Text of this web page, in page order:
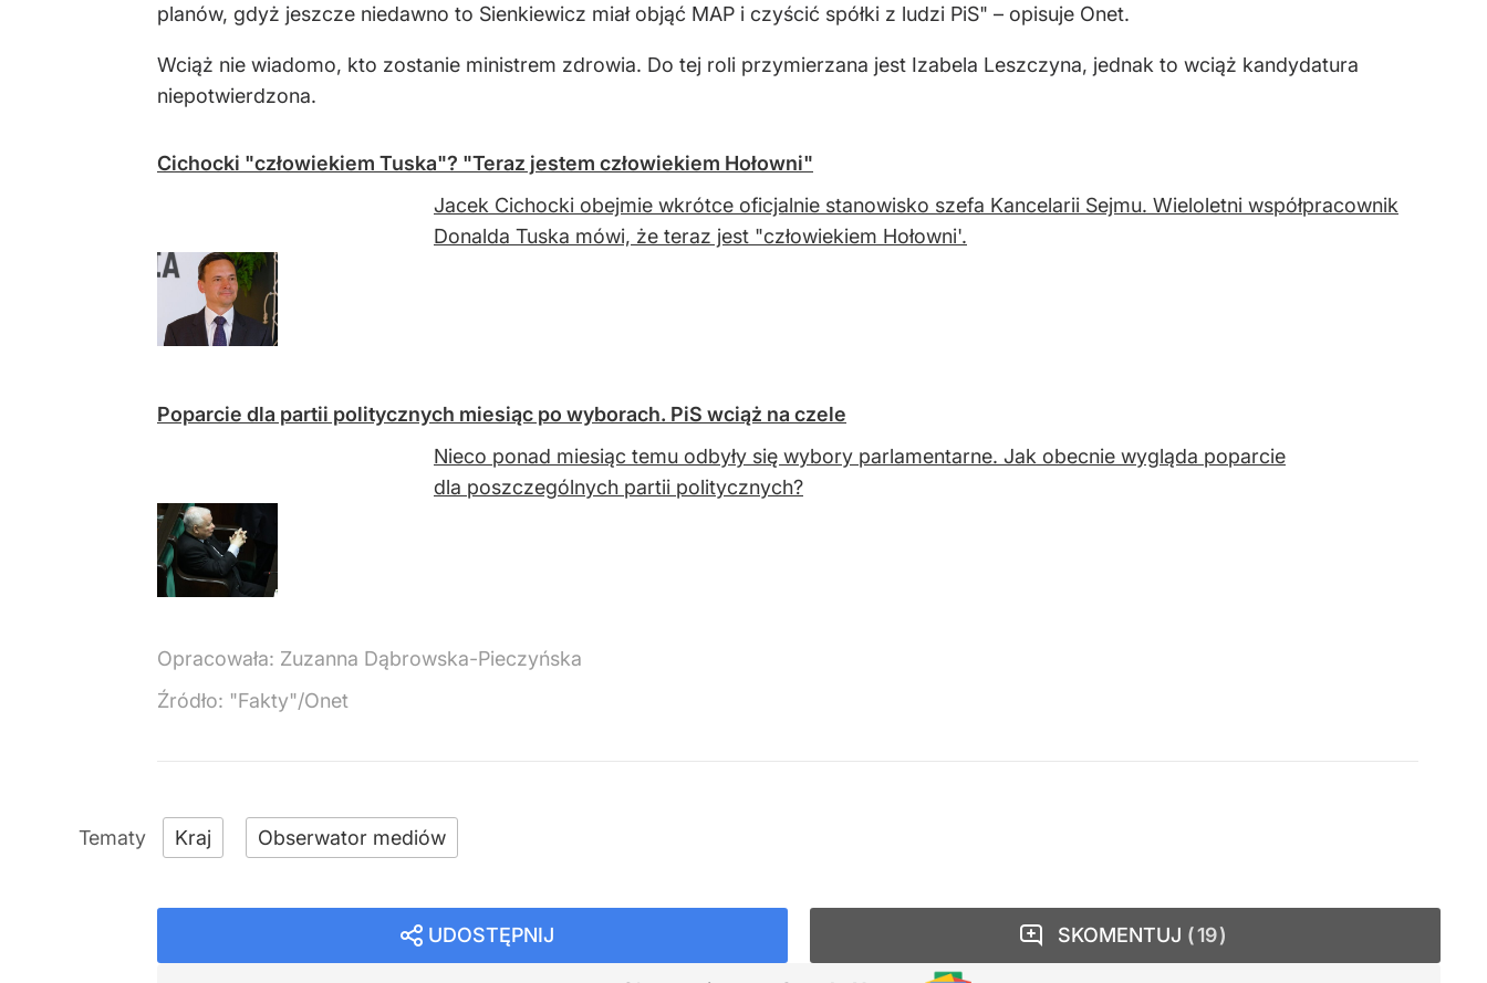
planów, gdyż jeszcze niedawno to Sienkiewicz miał objąć MAP i czyścić spółki z ludzi PiS" – opisuje Onet.
Wciąż nie wiadomo, kto zostanie ministrem zdrowia. Do tej roli przymierzana jest Izabela Leszczyna, jednak to wciąż kandydatura
niepotwierdzona.
Cichocki "człowiekiem Tuska"? "Teraz jestem człowiekiem Hołowni"
Jacek Cichocki obejmie wkrótce oficjalnie stanowisko szefa Kancelarii Sejmu. Wieloletni współpracownik
Donalda Tuska mówi, że teraz jest "człowiekiem Hołowni'.
Poparcie dla partii politycznych miesiąc po wyborach. PiS wciąż na czele
Nieco ponad miesiąc temu odbyły się wybory parlamentarne. Jak obecnie wygląda poparcie
dla poszczególnych partii politycznych?
Opracowała: Zuzanna Dąbrowska-Pieczyńska
Źródło: "Fakty"/Onet
Kraj Obserwator mediów
UDOSTĘPNIJ SKOMENTUJ 19